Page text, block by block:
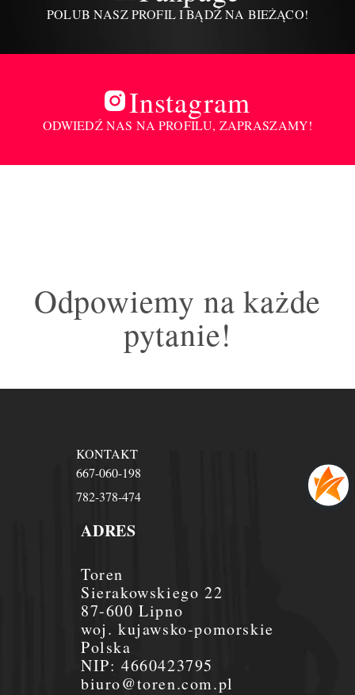
POLUB NASZ PROFIL I BĄDŹ NA BIEŻĄCO!
Instagram
ODWIEDŹ NAS NA PROFILU, ZAPRASZAMY!
Odpowiemy na każde
pytanie!
ADRES
Toren
Sierakowskiego 22
87-600 Lipno
woj. kujawsko-pomorskie
Polska
NIP:4660423795
biuro@toren.com.pl
KONTAKT
667-060-198
782-378-474